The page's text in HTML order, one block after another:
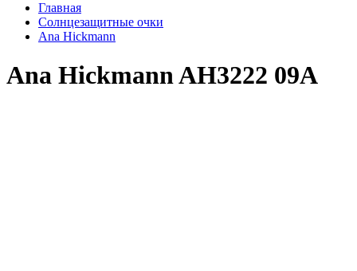
Главная
Солнцезащитные очки
Ana Hickmann
Ana Hickmann AH3222 09A